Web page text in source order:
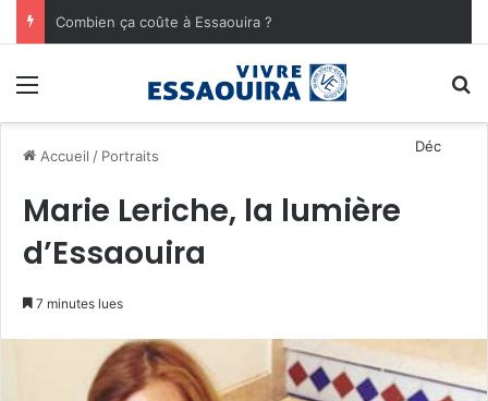
Combien ça coûte à Essaouira ?
Découvrez
Accueil / Portraits
Marie Leriche, la lumière
d’Essaouira
7 minutes lues